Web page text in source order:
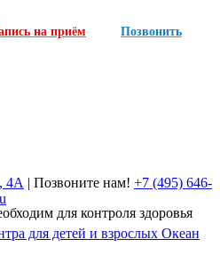
на приём Позвонить
4А | Позвоните нам! +7 (495) 646-
для контроля здоровья